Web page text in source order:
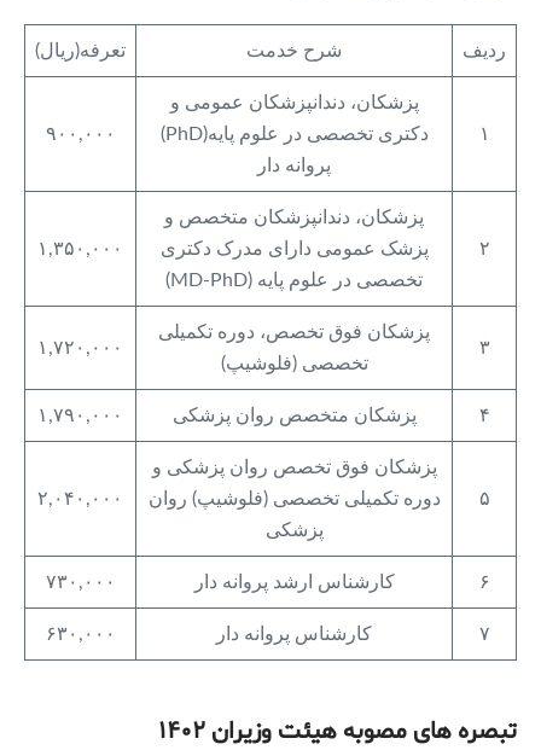
ردیف شرح خدمت تعرفه(ریال)
۱
پزشکان، دندانپزشکان عمومی و
دکتری تخصصی در علوم پایه(PhD)
پروانه دار
۹۰۰,۰۰۰
۲
پزشکان، دندانپزشکان متخصص و
پزشک عمومی دارای مدرک دکتری
تخصصی در علوم پایه (MD-PhD)
۱,۳۵۰,۰۰۰
۳
پزشکان فوق تخصص، دوره تکمیلی
تخصصی (فلوشیپ)
۱,۷۲۰,۰۰۰
۴ پزشکان متخصص روان پزشکی ۱,۷۹۰,۰۰۰
۵
پزشکان فوق تخصص روان پزشکی و
دوره تکمیلی تخصصی (فلوشیپ) روان
پزشکی
۲,۰۴۰,۰۰۰
۶ کارشناس ارشد پروانه دار ۷۳۰,۰۰۰
۷ کارشناس پروانه دار ۶۳۰,۰۰۰
تبصره های مصوبه هیئت وزیران ۱۴۰۲